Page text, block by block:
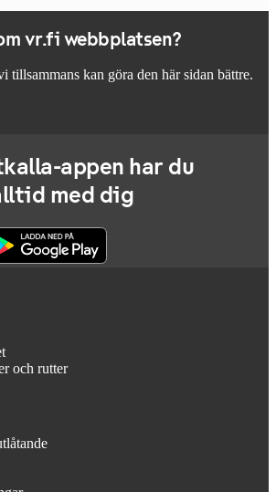
vr.fi webbplatsen?
tillsammans kan göra den här sidan bättre.
appen har du
med dig
och rutter